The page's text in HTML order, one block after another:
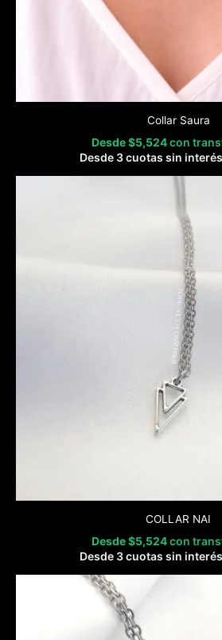
Collar Saura
Desde$5,524 con
Desde 3 cuotas sin
COLLAR NAI
Desde$5,524 con
Desde 3 cuotas sin